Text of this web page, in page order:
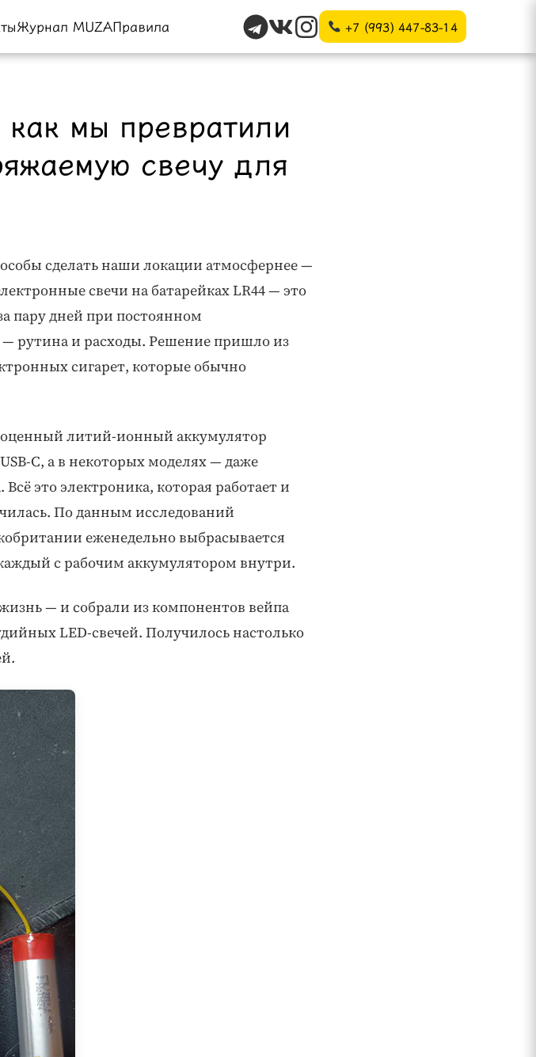
Журнал MUZAПравила +7 (993) 447-83-14
мы превратили
свечу для
сделать наши локации атмосфернее —
свечи на батарейках LR44 — это
пару дней при постоянном
— рутина и расходы. Решение пришло из
сигарет, которые обычно
литий-ионный аккумулятор
C, а в некоторых моделях — даже
это электроника, которая работает и
По данным исследований
еженедельно выбрасывается
с рабочим аккумулятором внутри.
— и собрали из компонентов вейпа
LED-свечей. Получилось настолько